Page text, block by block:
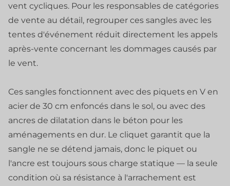
vent cycliques. Pour les responsables de catégories
de vente au détail, regrouper ces sangles avec les
tentes d'événement réduit directement les appels
après-vente concernant les dommages causés par
le vent.
Ces sangles fonctionnent avec des piquets en V en
acier de 30 cm enfoncés dans le sol, ou avec des
ancres de dilatation dans le béton pour les
aménagements en dur. Le cliquet garantit que la
sangle ne se détend jamais, donc le piquet ou
l'ancre est toujours sous charge statique — la seule
condition où sa résistance à l'arrachement est